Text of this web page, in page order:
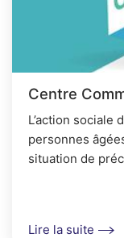
Centre
L’action sociale
personnes
situation de
Lire la suite